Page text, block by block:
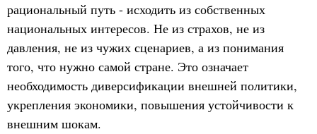
рациональный путь - исходить из собственных
национальных интересов. Не из страхов, не из
давления, не из чужих сценариев, а из понимания
того, что нужно самой стране. Это означает
необходимость диверсификации внешней политики,
укрепления экономики, повышения устойчивости к
внешним шокам.